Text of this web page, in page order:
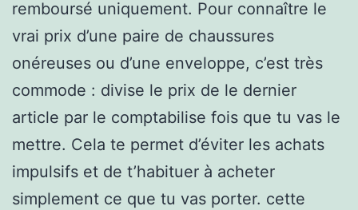
remboursé uniquement. Pour connaître le
vrai prix d’une paire de chaussures
onéreuses ou d’une enveloppe, c’est très
commode : divise le prix de le dernier
article par le comptabilise fois que tu vas le
mettre. Cela te permet d’éviter les achats
impulsifs et de t’habituer à acheter
simplement ce que tu vas porter. cette